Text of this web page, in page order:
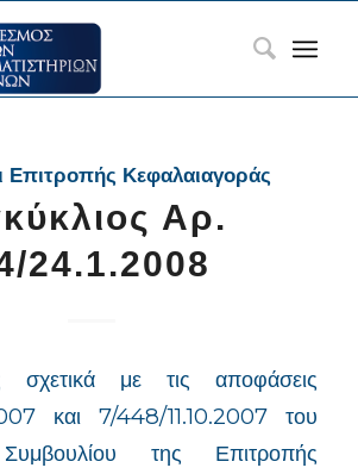
Επιτροπής Κεφαλαιαγοράς
Αρ.
24.1.2008
σχετικά με τις αποφάσεις
και 7/448/11.10.2007 του
Συμβουλίου της Επιτροπής